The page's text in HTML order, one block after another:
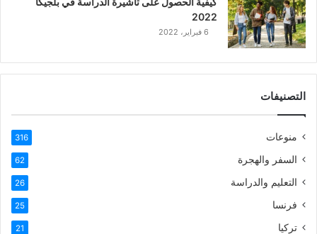
2022
6 فبراير، 2022
التصنيفات
منوعات 316
السفر والهجرة 62
التعليم والدراسة 26
فرنسا 25
تركيا 21